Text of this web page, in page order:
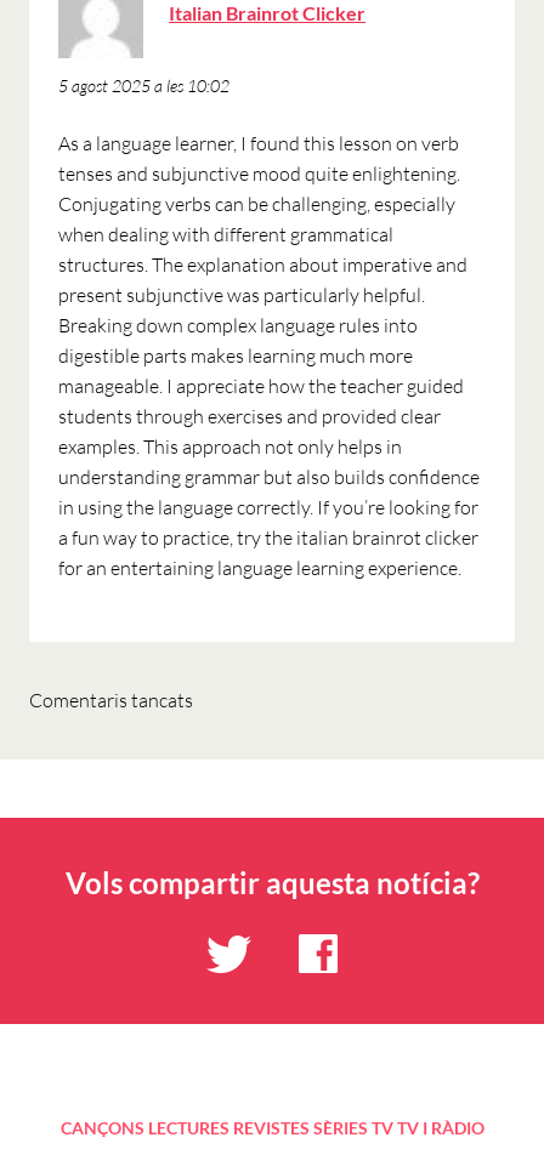
Italian Brainrot Clicker
5 agost 2025 a les 10:02
As a language learner, I found this lesson on verb
tenses and subjunctive mood quite enlightening.
Conjugating verbs can be challenging, especially
when dealing with different grammatical
structures. The explanation about imperative and
present subjunctive was particularly helpful.
Breaking down complex language rules into
digestible parts makes learning much more
manageable. I appreciate how the teacher guided
students through exercises and provided clear
examples. This approach not only helps in
understanding grammar but also builds confidence
in using the language correctly. If you’re looking for
a fun way to practice, try the italian brainrot clicker
for an entertaining language learning experience.
Comentaris tancats
Vols compartir aquesta notícia?
CANÇONS LECTURES REVISTES SÈRIES TV TV I RÀDIO